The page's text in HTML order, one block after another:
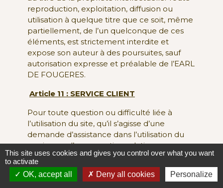
reproduction, exploitation, diffusion ou
utilisation à quelque titre que ce soit, même
partiellement, de l’un quelconque de ces
éléments, est strictement interdite et
expose son auteur à des poursuites, sauf
autorisation expresse et préalable de l’EARL
DE FOUGERES.
Article 11 : SERVICE CLIENT
Pour toute question ou difficulté liée à
l’utilisation du site, qu’il s’agisse d’une
demande d’assistance dans l’utilisation du
service ou d’une question relative aux
commandes, le client peut adresser ses
réclamations à l’adresse suivante :
info@closfougeres.com
This site uses cookies and gives you control over what you want
to activate
OK, accept all
Deny all cookies Personalize